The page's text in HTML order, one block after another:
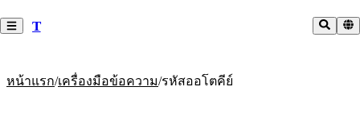
T
หน้าแรก/เครื่องมือข้อความ/รหัสออโตคีย์